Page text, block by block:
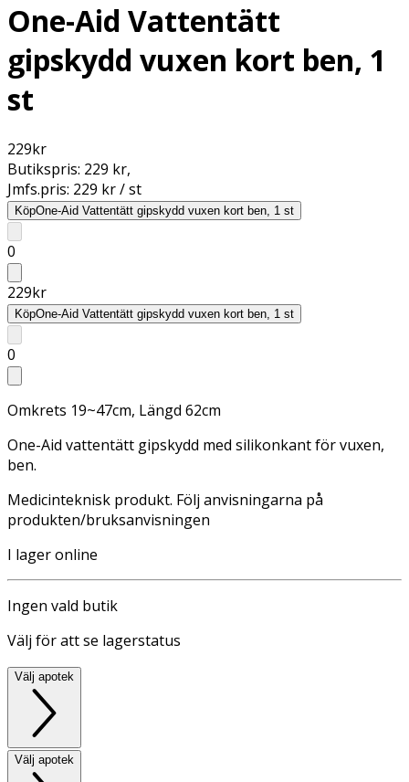
One-Aid Vattentätt
gipskydd vuxen kort ben, 1
st
229kr
Butikspris: 229 kr,
Jmfs.pris: 229 kr / st
KöpOne-Aid Vattentätt gipskydd vuxen kort ben, 1 st
0
229kr
KöpOne-Aid Vattentätt gipskydd vuxen kort ben, 1 st
0
Omkrets 19~47cm, Längd 62cm
One-Aid vattentätt gipskydd med silikonkant för vuxen,
ben.
Medicinteknisk produkt. Följ anvisningarna på
produkten/bruksanvisningen
I lager online
Ingen vald butik
Välj för att se lagerstatus
Välj apotek
Välj apotek